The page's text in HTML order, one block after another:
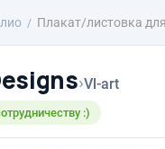
Плакат/листовка
›Vl-art
:)